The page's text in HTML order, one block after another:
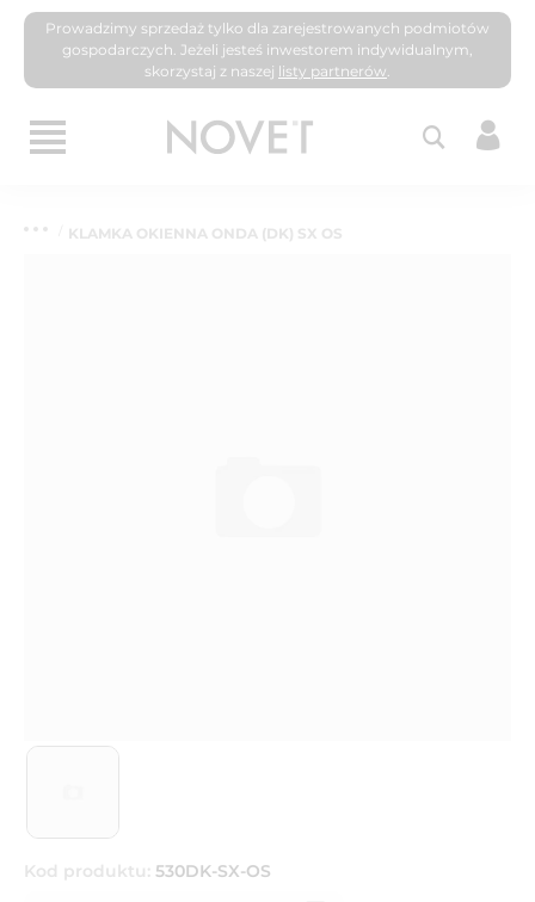
Prowadzimy sprzedaż tylko dla zarejestrowanych podmiotów
gospodarczych. Jeżeli jesteś inwestorem indywidualnym,
skorzystaj z naszej listy partnerów.
KLAMKA OKIENNA ONDA (DK) SX OS
Kod produktu: 530DK-SX-OS